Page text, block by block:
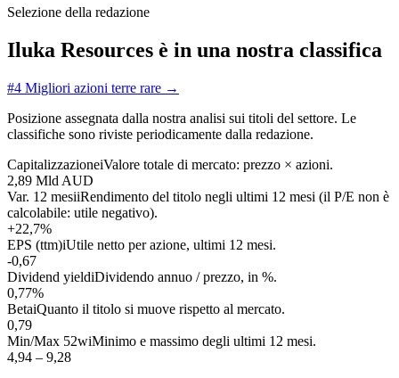
Selezione della redazione
Iluka Resources è in una nostra classifica
#4 Migliori azioni terre rare →
Posizione assegnata dalla nostra analisi sui titoli del settore. Le
classifiche sono riviste periodicamente dalla redazione.
CapitalizzazioneiValore totale di mercato: prezzo × azioni.
2,89 Mld AUD
Var. 12 mesiiRendimento del titolo negli ultimi 12 mesi (il P/E non è
calcolabile: utile negativo).
+22,7%
EPS (ttm)iUtile netto per azione, ultimi 12 mesi.
-0,67
Dividend yieldiDividendo annuo / prezzo, in %.
0,77%
BetaiQuanto il titolo si muove rispetto al mercato.
0,79
Min/Max 52wiMinimo e massimo degli ultimi 12 mesi.
4,94 – 9,28